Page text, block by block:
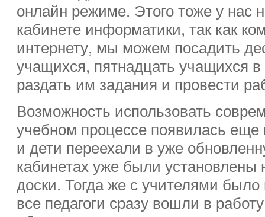
онлайн режиме. Этого тоже у нас
кабинете информатики, так как
интернету, мы можем посадить
учащихся, пятнадцать учащихся в
раздать им задания и провести
Возможность использовать
учебном процессе появилась еще
и дети переехали в уже
кабинетах уже были установлены
доски. Тогда же с учителями
все педагоги сразу вошли в